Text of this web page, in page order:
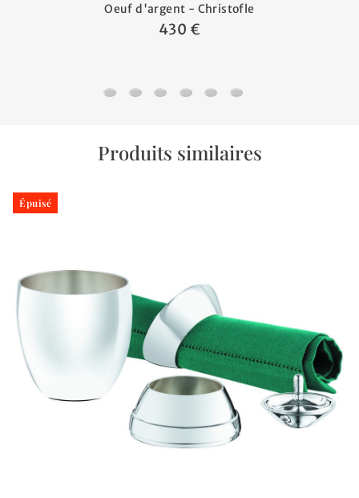
Oeuf d'argent - Christofle
430 €
Oeuf d'argent - Christofle
Coquetier Nathalie - Christofle
Rond de serviette abeille Beebee -
Rond de serviette Cluny -
Rond de serviette
Rond de serviette
Produits similaires
Épuisé